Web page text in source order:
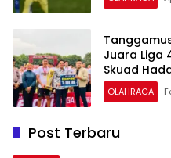
Juara Liga
Skuad
OLAHRAGA
Post Terbaru